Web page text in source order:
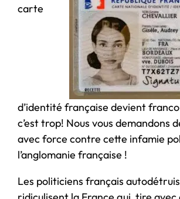
carte
d’identité française devient
c’est trop! Nous vous demandons
avec force contre cette infamie
l’anglomanie française !
Les politiciens français